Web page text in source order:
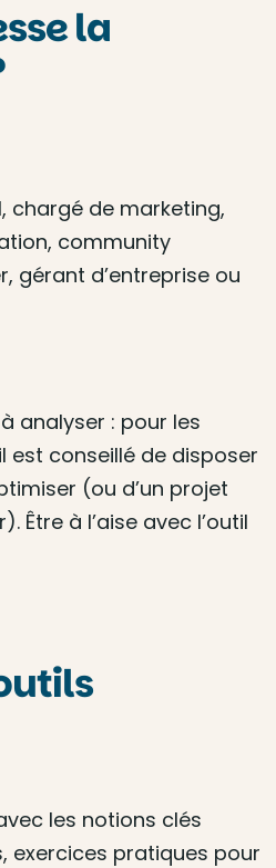
la
chargé de marketing,
community
gérant d’entreprise ou
analyser : pour les
est conseillé de disposer
(ou d’un projet
Être à l’aise avec l’outil
les notions clés
exercices pratiques pour